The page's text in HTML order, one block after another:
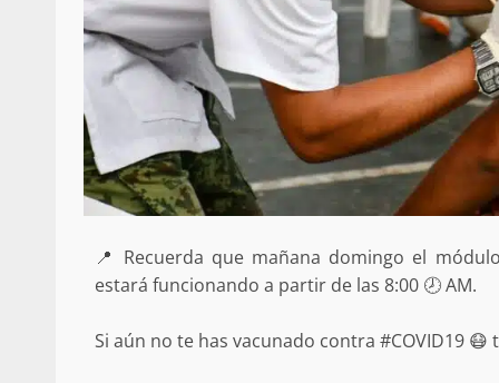
📍 Recuerda que mañana domingo el
estará funcionando a partir de las 8:00 🕗 AM.
Si aún no te has vacunado contra #COVID19